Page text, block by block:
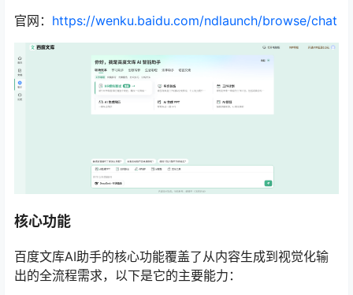
官网： https://wenku.baidu.com/ndlaunch/browse/chat
核心功能
百度文库AI助手的核心功能覆盖了从内容生成到视觉化输
出的全流程需求，以下是它的主要能力：